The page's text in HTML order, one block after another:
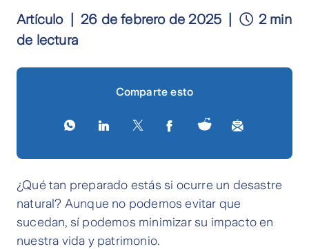
Artículo 26 de febrero de 2025
2 min
de lectura
Comparte esto
¿Qué tan preparado estás si ocurre un desastre
natural? Aunque no podemos evitar que
sucedan, sí podemos minimizar su impacto en
nuestra vida y patrimonio.